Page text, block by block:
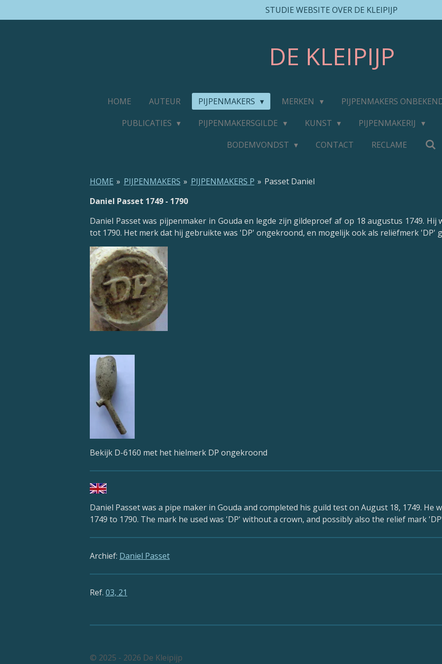
direct
STUDIE WEBSITE OVER DE KLEIPIJP
DE KLEIPIJP
HOME AUTEUR PIJPENMAKERS MERKEN PIJPENMAKERS
PUBLICATIES
PIJPENMAKERSGILDE KUNST PIJPENMAKERIJ
BODEMVONDST
CONTACT RECLAME
HOME » PIJPENMAKERS » PIJPENMAKERS P » Passet Daniel
Daniel Passet 1749 - 1790
Daniel Passet was pijpenmaker in Gouda en legde zijn gildeproef af op 18 augustus 1749. Hij
tot 1790. Het merk dat hij gebruikte was 'DP' ongekroond, en mogelijk ook als reliëfmerk 'DP'
Bekijk D-6160 met het hielmerk DP ongekroond
Daniel Passet was a pipe maker in Gouda and completed his guild test on August 18, 1749. He
1749 to 1790. The mark he used was 'DP' without a crown, and possibly also the relief mark
Archief: Daniel Passet
Ref. 03, 21
© 2025 - 2026 De Kleipijp